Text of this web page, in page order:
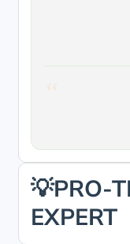
💡PRO-
EXPERT